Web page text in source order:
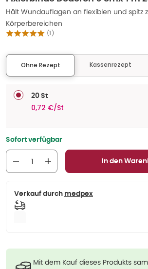
Hält Wundauflagen an flexiblen und spitz
Körperbereichen
(1)
Ohne Rezept Kassenrezept
20 St
0,72 €/St
Sofort verfügbar
In den
Verkauf durch medpex
Mit dem Kauf dieses Produkts